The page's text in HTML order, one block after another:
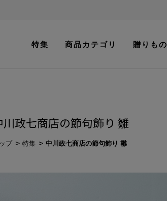
特集 商品カテゴリ 贈りもの
川政七商店の節句飾り 雛
プ 特集 中川政七商店の節句飾り 雛